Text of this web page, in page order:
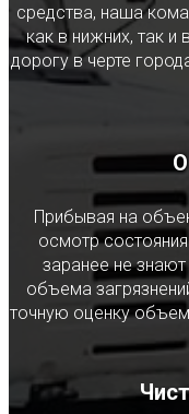
средства, наша
как в нижних, так и
дорогу в черте
Прибывая на
осмотр
заранее не
объема
точную оценку